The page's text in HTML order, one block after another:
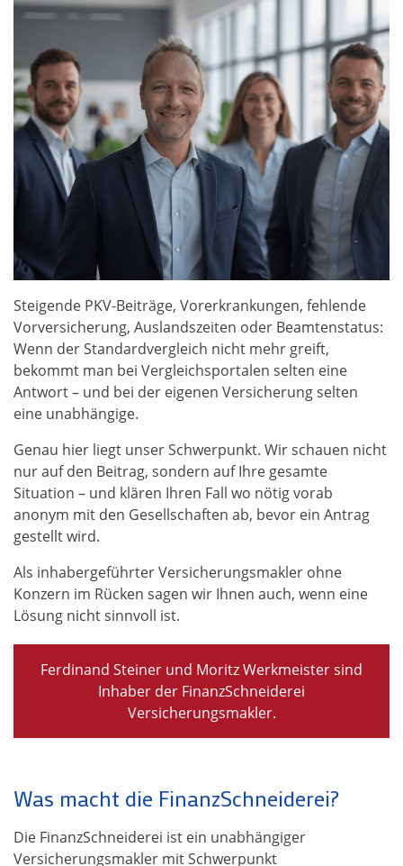
Steigende PKV-Beiträge, Vorerkrankungen, fehlende
Vorversicherung, Auslandszeiten oder Beamtenstatus:
Wenn der Standardvergleich nicht mehr greift,
bekommt man bei Vergleichsportalen selten eine
Antwort – und bei der eigenen Versicherung selten
eine unabhängige.
Genau hier liegt unser Schwerpunkt. Wir schauen nicht
nur auf den Beitrag, sondern auf Ihre gesamte
Situation – und klären Ihren Fall wo nötig vorab
anonym mit den Gesellschaften ab, bevor ein Antrag
gestellt wird.
Als inhabergeführter Versicherungsmakler ohne
Konzern im Rücken sagen wir Ihnen auch, wenn eine
Lösung nicht sinnvoll ist.
Ferdinand Steiner und Moritz Werkmeister sind
Inhaber der FinanzSchneiderei
Versicherungsmakler.
Was macht die FinanzSchneiderei?
Die FinanzSchneiderei ist ein unabhängiger
Versicherungsmakler mit Schwerpunkt